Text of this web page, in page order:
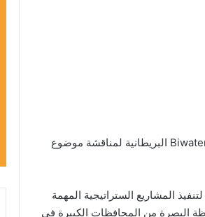
استقبل وزير الاعمار والاسكان والبلديات العامة طارق الخيكاني وفداً من شركة Biwater البريطانية لمناقشة موضوع
المشاريع الستراتيجية المهمة
البصرة من المحافظات الكبيرة في